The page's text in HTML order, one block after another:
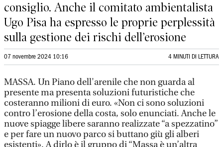
consiglio. Anche il comitato ambientalista
Ugo Pisa ha espresso le proprie perplessità
sulla gestione dei rischi dell’erosione
07 novembre 2024 10:16 4 MINUTI DI LETTURA
MASSA. Un Piano dell'arenile che non guarda al
presente ma presenta soluzioni futuristiche che
costeranno milioni di euro. «Non ci sono soluzioni
contro l’erosione della costa, solo enunciati. Anche le
nuove spiagge libere saranno realizzate “a spezzatino”
e per fare un nuovo parco si buttano giù gli alberi
esistenti». A dirlo è il gruppo di “Massa è un’altra